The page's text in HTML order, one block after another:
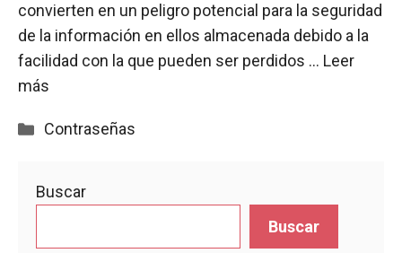
convierten en un peligro potencial para la seguridad
de la información en ellos almacenada debido a la
facilidad con la que pueden ser perdidos … Leer
más
Categorías
Contraseñas
Buscar
Buscar